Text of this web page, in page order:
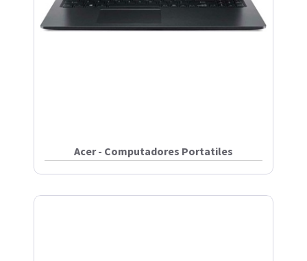
Acer - Computadores Portatiles